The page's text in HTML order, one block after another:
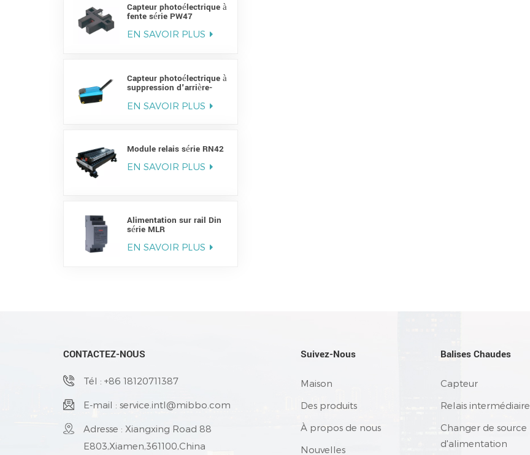
Capteur photoélectrique à
fente série PW47
EN SAVOIR PLUS
Capteur photoélectrique à
suppression d'arrière-
EN SAVOIR PLUS
Module relais série RN42
EN SAVOIR PLUS
Alimentation sur rail Din
série MLR
EN SAVOIR PLUS
CONTACTEZ-NOUS
Tél : +86 18120711387
E-mail : service.intl@mibbo.com
Adresse : Xiangxing Road 88
E803,Xiamen,361100,China
Suivez-Nous
Maison
Des produits
À propos de nous
Nouvelles
Balises Chaudes
Capteur
Relais intermédiaire
Changer de source
d'alimentation